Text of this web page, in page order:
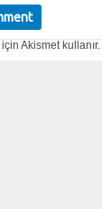
Akismet kullanır.